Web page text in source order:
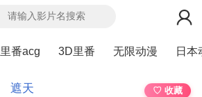
里番acg 3D里番 无限动漫 日本
遮天
♡ 收藏